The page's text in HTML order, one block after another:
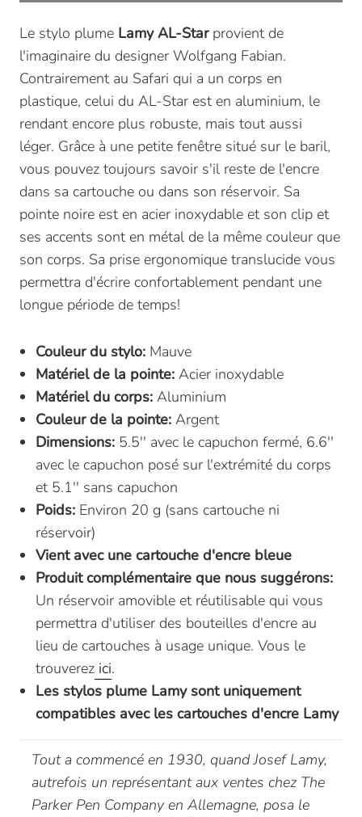
Le stylo plume Lamy AL-Starprovient de
l'imaginaire du designer Wolfgang Fabian.
Contrairement au Safari qui a un corps en
plastique, celui du AL-Star est en aluminium, le
rendant encore plus robuste, mais tout aussi
léger. Grâce à une petite fenêtre situé sur le baril,
vous pouvez toujours savoir s'il reste de l'encre
dans sa cartouche ou dans son réservoir. Sa
pointe noire est en acier inoxydable et son clip et
ses accents sont en métal de la même couleur que
son corps. Sa prise ergonomique translucide vous
permettra d'écrire confortablement pendant une
longue période de temps!
Couleur du stylo: Mauve
Matériel de la pointe: Acier inoxydable
Matériel du corps: Aluminium
Couleur de la pointe: Argent
Dimensions: 5.5'' avec le capuchon fermé, 6.6''
avec le capuchon posé sur l'extrémité du corps
et 5.1'' sans capuchon
Poids: Environ 20 g (sans cartouche ni
réservoir)
Vient avec une cartouche d'encre bleue
Produit complémentaire que nous suggérons:
Un réservoir amovible et réutilisable qui vous
permettra d'utiliser des bouteilles d'encre au
lieu de cartouches à usage unique. Vous le
trouverez ici.
Les stylos plume Lamy sont uniquement
compatibles avec les cartouches d'encre Lamy
Tout a commencé en 1930, quand Josef Lamy,
autrefois un représentant aux ventes chez The
Parker Pen Company en Allemagne, posa le